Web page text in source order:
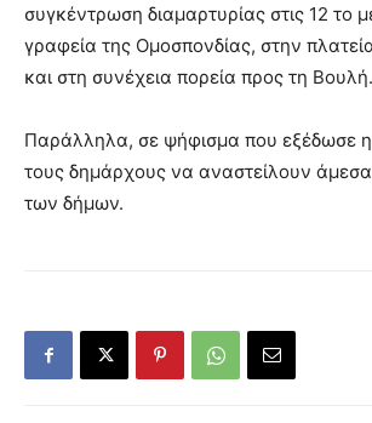
συγκέντρωση διαμαρτυρίας στις 12 το
γραφεία της Ομοσπονδίας, στην
και στη συνέχεια πορεία προς τη Βουλή.
Παράλληλα, σε ψήφισμα που εξέδωσε
τους δημάρχους να αναστείλουν άμεσα
των δήμων.